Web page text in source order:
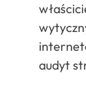
audyt